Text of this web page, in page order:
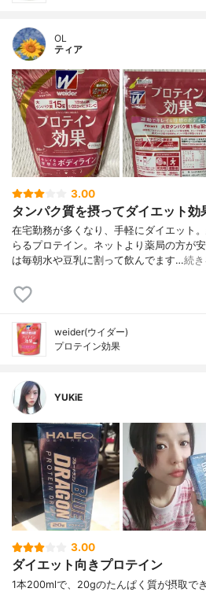
OL
ティア
3.00
タンパク質を摂ってダイエット効
在宅勤務が多くなり、手軽にダイエット
らるプロテイン。ネットより薬局の方が
は毎朝水や豆乳に割って飲んでます…続
weider(ウイダー)
プロテイン効果
YUKiE
3.00
ダイエット向きプロテイン
1本200mlで、20gのたんぱく質が摂取で